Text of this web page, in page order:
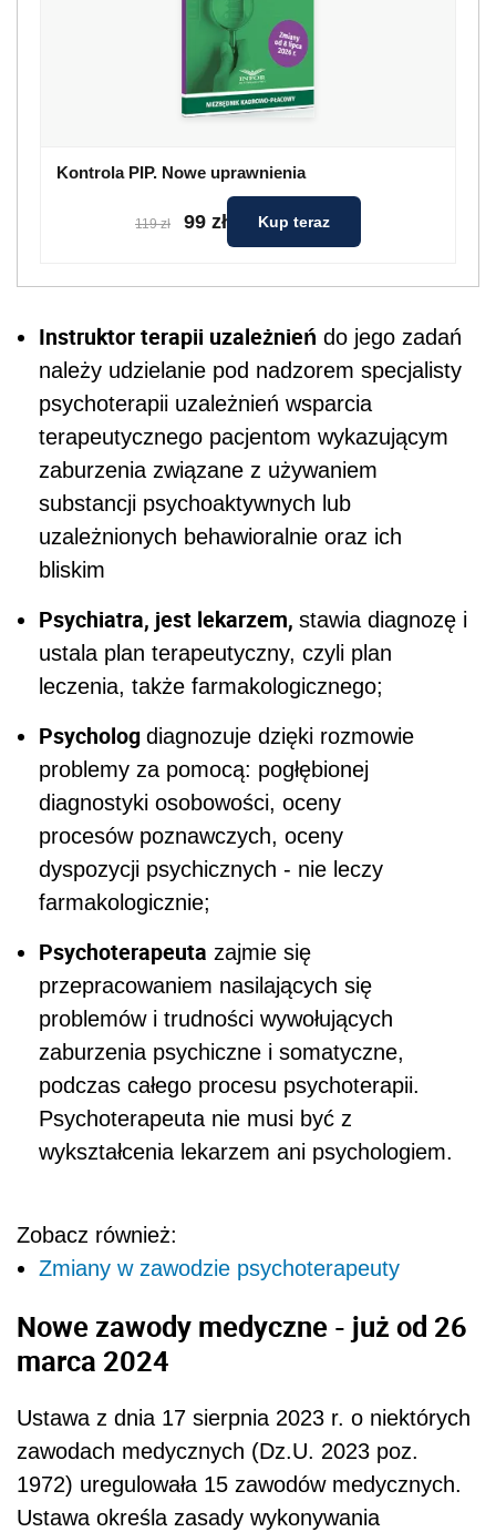
Kontrola PIP. Nowe uprawnienia
119 zł 99 zł Kup teraz
Instruktor terapii uzależnień do jego zadań
należy udzielanie pod nadzorem specjalisty
psychoterapii uzależnień wsparcia
terapeutycznego pacjentom wykazującym
zaburzenia związane z używaniem
substancji psychoaktywnych lub
uzależnionych behawioralnie oraz ich
bliskim
Psychiatra, jest lekarzem, stawia diagnozę i
ustala plan terapeutyczny, czyli plan
leczenia, także farmakologicznego;
Psycholog diagnozuje dzięki rozmowie
problemy za pomocą: pogłębionej
diagnostyki osobowości, oceny
procesów poznawczych, oceny
dyspozycji psychicznych - nie leczy
farmakologicznie;
Psychoterapeuta zajmie się
przepracowaniem nasilających się
problemów i trudności wywołujących
zaburzenia psychiczne i somatyczne,
podczas całego procesu psychoterapii.
Psychoterapeuta nie musi być z
wykształcenia lekarzem ani psychologiem.
Zobacz również:
Zmiany w zawodzie psychoterapeuty
Nowe zawody medyczne - już od 26
marca 2024
Ustawa z dnia 17 sierpnia 2023 r. o niektórych
zawodach medycznych (Dz.U. 2023 poz.
1972) uregulowała 15 zawodów medycznych.
Ustawa określa zasady wykonywania